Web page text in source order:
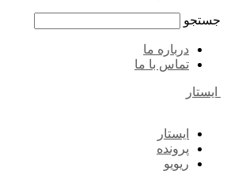
جستجو
درباره ما
تماس با ما
ایستار
ایستار
پرونده
ریویو